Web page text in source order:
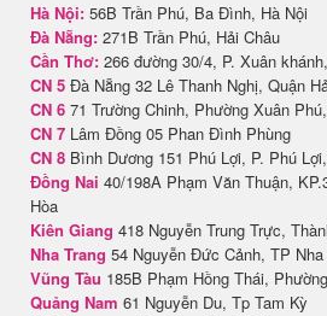
Hà Nội: 56B Trần Phú, Ba Đình, Hà Nội
Đà Nẵng: 271B Trần Phú, Hải Châu
Cần Thơ: 266 đường 30/4, P. Xuân
CN 5 Đà Nẵng 32 Lê Thanh Nghị, Quận
CN 6 71 Trường Chinh, Phường Xuân
CN 7 Lâm Đồng 05 Phan Đình Phùng
CN 8 Bình Dương 151 Phú Lợi, P. Phú
Đồng Nai 40/198A Phạm Văn Thuận,
Hòa
Kiên Giang 418 Nguyễn Trung Trực,
Nha Trang 54 Nguyễn Đức Cảnh, TP Nha
Vũng Tàu 185B Phạm Hồng Thái,
Quảng Nam 61 Nguyễn Du, Tp Tam Kỳ